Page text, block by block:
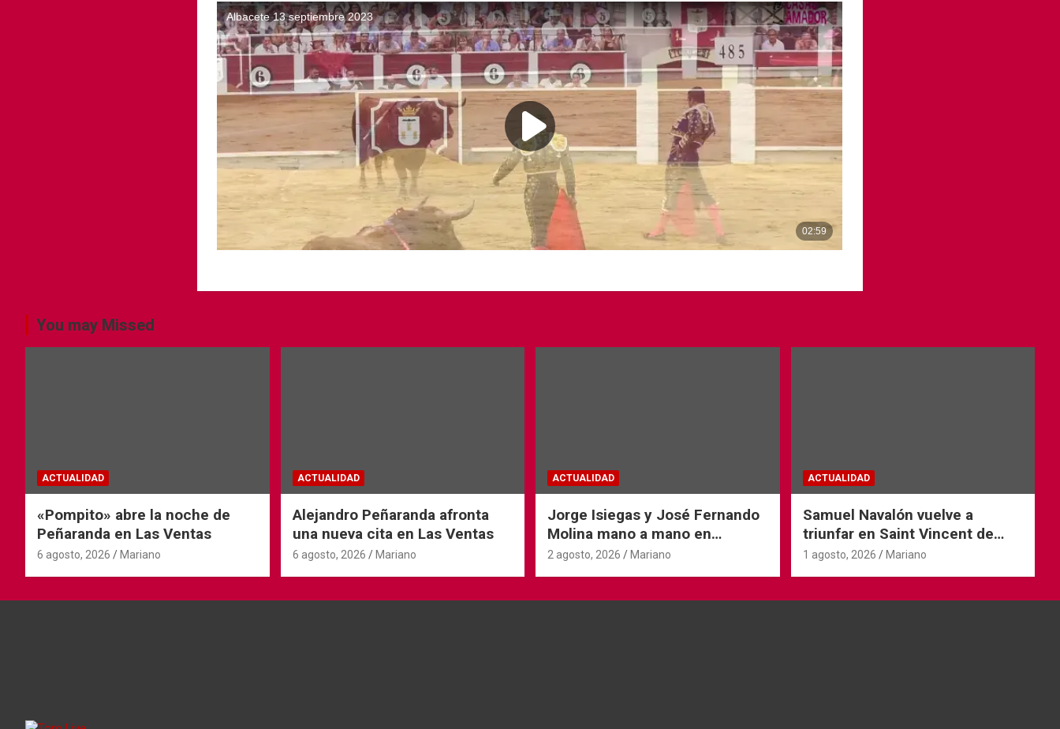
You may Missed
ACTUALIDAD
«Pompito» abre la noche de
Peñaranda en Las Ventas
6 agosto, 2026 Mariano
ACTUALIDAD
Alejandro Peñaranda afronta
una nueva cita en Las Ventas
6 agosto, 2026 Mariano
ACTUALIDAD
Jorge Isiegas y José Fernando
Molina mano a mano en
Andorra
2 agosto, 2026 Mariano
ACTUALIDAD
Samuel Navalón vuelve a
triunfar en Saint Vincent de
Tyrosse
1 agosto, 2026 Mariano